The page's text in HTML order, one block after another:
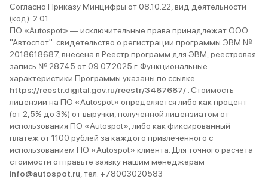
Согласно Приказу Минцифры от 08.10.22, вид деятельности
(код): 2.01.
ПО «Autospot» — исключительные права принадлежат ООО
"Автоспот": свидетельство о регистрации программы ЭВМ №
2018618687, внесена в Реестр программ для ЭВМ, реестровая
запись № 28745 от 09.07.2025 г. Функциональные
характеристики Программы указаны по ссылке:
https://reestr.digital.gov.ru/reestr/3467687/ . Стоимость
лицензии на ПО «Autospot» определяется либо как процент
(от 2,5% до 3%) от выручки, полученной лицензиатом от
использования ПО «Autospot», либо как фиксированный
платеж от 1100 рублей за каждого привлеченного с
использованием ПО «Autospot» клиента. Для точного расчета
стоимости отправьте заявку нашим менеджерам
info@autospot.ru , тел. +78003020583